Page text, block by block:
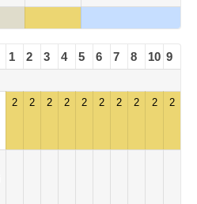
1 2 3 4 5 6 7 8 10 9
2 2 2 2 2 2 2 2 2 2